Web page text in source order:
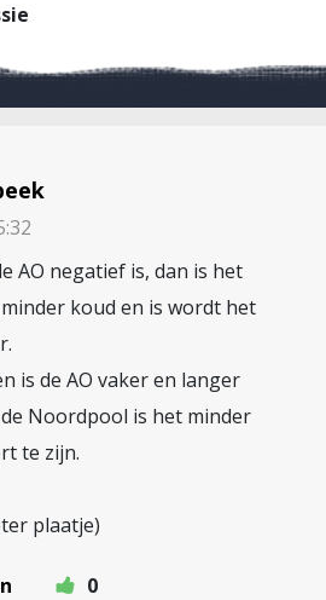
AO negatief is, dan is het
koud en is wordt het
is de AO vaker en langer
Noordpool is het minder
te zijn.
plaatje)
0